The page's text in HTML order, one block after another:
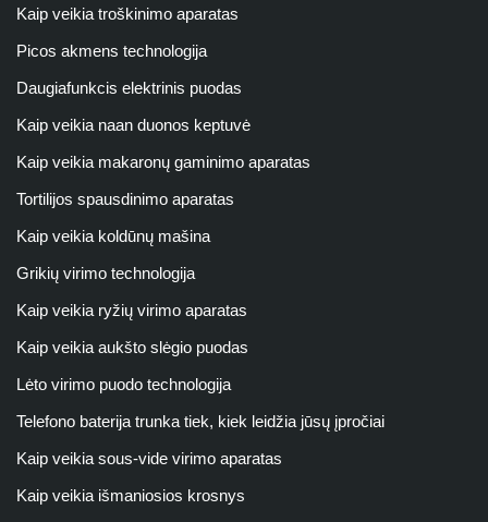
Kaip veikia troškinimo aparatas
Picos akmens technologija
Daugiafunkcis elektrinis puodas
Kaip veikia naan duonos keptuvė
Kaip veikia makaronų gaminimo aparatas
Tortilijos spausdinimo aparatas
Kaip veikia koldūnų mašina
Grikių virimo technologija
Kaip veikia ryžių virimo aparatas
Kaip veikia aukšto slėgio puodas
Lėto virimo puodo technologija
Telefono baterija trunka tiek, kiek leidžia jūsų įpročiai
Kaip veikia sous-vide virimo aparatas
Kaip veikia išmaniosios krosnys